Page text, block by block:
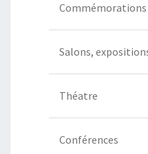
Commémorations
Salons,
Théatre
Conférences